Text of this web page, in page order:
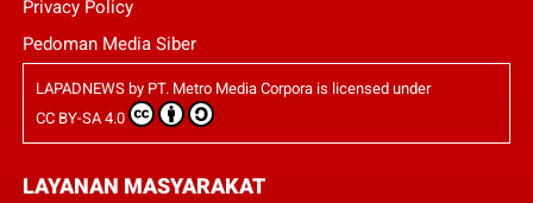
Privacy Policy
Pedoman Media Siber
LAPADNEWSby PT. Metro Media Corporais licensed under
CC BY-SA 4.0
LAYANAN MASYARAKAT